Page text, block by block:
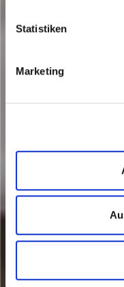
Statistiken
Marketing